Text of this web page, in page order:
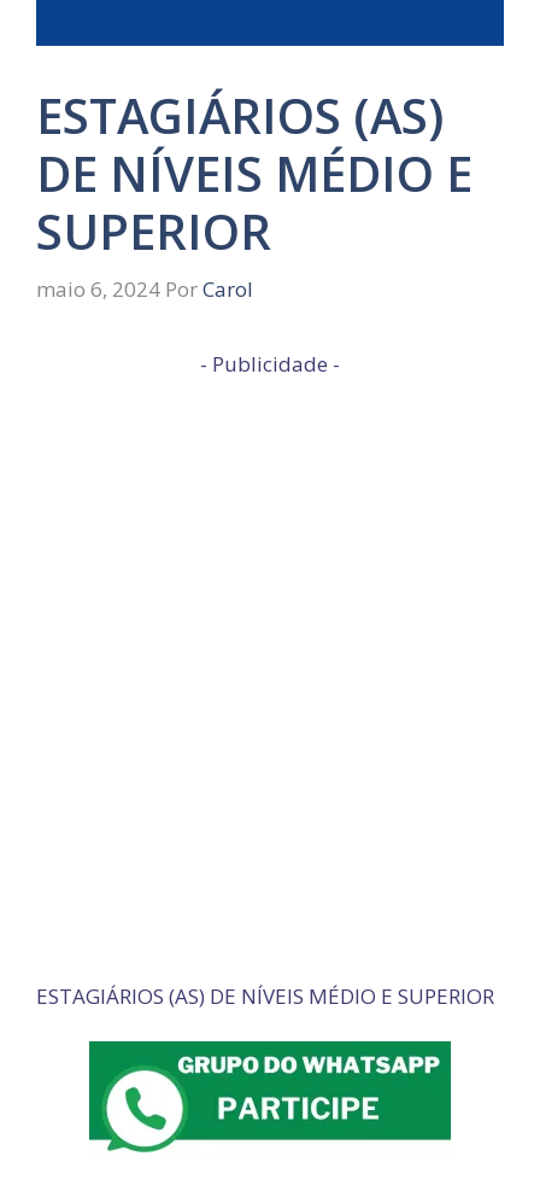
ESTAGIÁRIOS (AS)
DE NÍVEIS MÉDIO E
SUPERIOR
maio 6, 2024 PorCarol
- Publicidade -
ESTAGIÁRIOS (AS) DE NÍVEIS MÉDIO E SUPERIOR